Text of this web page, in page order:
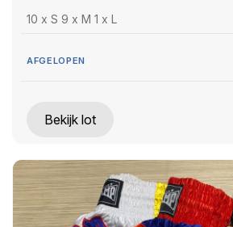
10 x S 9 x M 1 x L
AFGELOPEN
Bekijk lot